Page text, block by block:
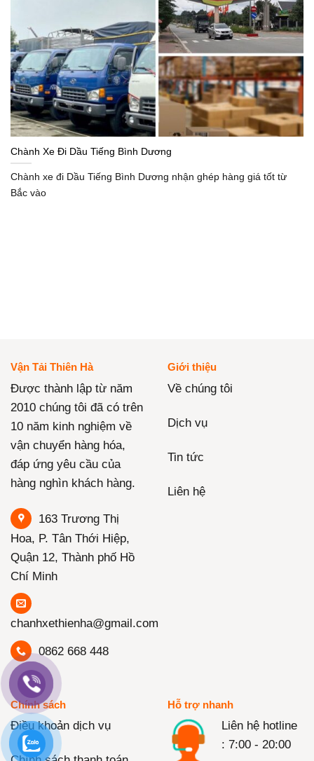
Chành Xe Đi Dầu Tiếng Bình Dương
Chành xe đi Dầu Tiếng Bình Dương nhận ghép hàng giá tốt từ
Bắc vào
Vận Tải Thiên Hà
Được thành lập từ năm
2010 chúng tôi đã có trên
10 năm kinh nghiệm về
vận chuyển hàng hóa,
đáp ứng yêu cầu của
hàng nghìn khách hàng.
163 Trương Thị
Hoa, P. Tân Thới Hiệp,
Quận 12, Thành phố Hồ
Chí Minh
chanhxethienha@gmail.com
0862 668 448
Giới thiệu
Về chúng tôi
Dịch vụ
Tin tức
Liên hệ
Chính sách
Điều khoản dịch vụ
Hỗ trợ nhanh
Liên hệ hotline
: 7:00 - 20:00